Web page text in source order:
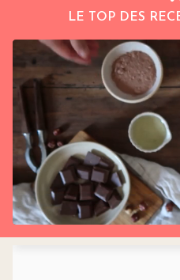
LE TOP DES